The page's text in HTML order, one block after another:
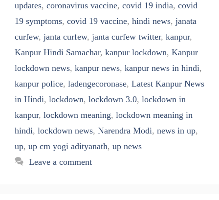
updates, coronavirus vaccine, covid 19 india, covid
19 symptoms, covid 19 vaccine, hindi news, janata
curfew, janta curfew, janta curfew twitter, kanpur,
Kanpur Hindi Samachar, kanpur lockdown, Kanpur
lockdown news, kanpur news, kanpur news in hindi,
kanpur police, ladengecoronase, Latest Kanpur News
in Hindi, lockdown, lockdown 3.0, lockdown in
kanpur, lockdown meaning, lockdown meaning in
hindi, lockdown news, Narendra Modi, news in up,
up, up cm yogi adityanath, up news
Leave a comment